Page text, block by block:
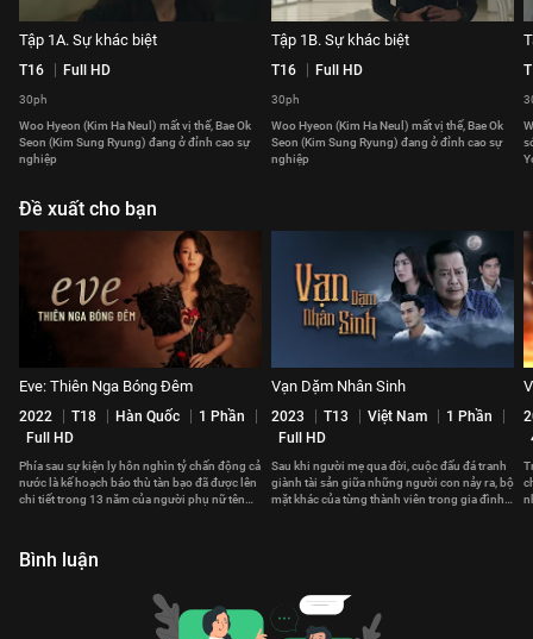
Tập 1A. Sự khác biệt
T16 Full HD
30ph
Woo Hyeon (Kim Ha Neul) mất vị thế, Bae Ok
Seon (Kim Sung Ryung) đang ở đỉnh cao sự
nghiệp
Tập 1B. Sự khác biệt
T16 Full HD
30ph
Woo Hyeon (Kim Ha Neul) mất vị thế, Bae Ok
Seon (Kim Sung Ryung) đang ở đỉnh cao sự
nghiệp
Đề xuất cho bạn
Eve: Thiên Nga Bóng Đêm
2022 T18 Hàn Quốc
1 Phần
Full HD
Phía sau sự kiện ly hôn nghìn tỷ chấn động cả
nước là kế hoạch báo thù tàn bạo đã được lên
chi tiết trong 13 năm của người phụ nữ tên
Vạn Dặm Nhân Sinh
2023 T13 Việt Nam
1 Phần
Full HD
Sau khi người mẹ qua đời, cuộc đấu đá tranh
giành tài sản giữa những người con nảy ra, bộ
mặt khác của từng thành viên trong gia đình
Bình luận